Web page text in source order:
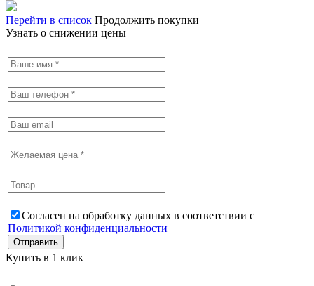
Перейти в список Продолжить покупки
Узнать о снижении цены
Согласен на обработку данных в соответствии с
Политикой конфиденциальности
Купить в 1 клик